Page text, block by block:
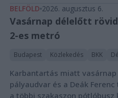
BELFÖLD 2026. augusztus 6.
Vasárnap délelőtt
2-es metró
Budapest Közlekedés BKK
Karbantartás miatt
pályaudvar és a Deák
a többi szakaszon pótlóbusz